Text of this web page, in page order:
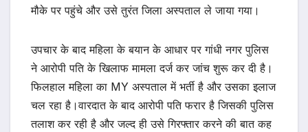
मौके पर पहुंचे और उसे तुरंत जिला अस्पताल ले जाया गया।
उपचार के बाद महिला के बयान के आधार पर गांधी नगर पुलिस
ने आरोपी पति के खिलाफ मामला दर्ज कर जांच शुरू कर दी है।
फिलहाल महिला का MY अस्पताल में भर्ती है और उसका इलाज
चल रहा है।वारदात के बाद आरोपी पति फरार है जिसकी पुलिस
तलाश कर रही है और जल्द ही उसे गिरफ्तार करने की बात कह